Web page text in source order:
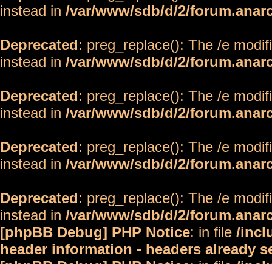
instead in /var/www/sdb/d/2/
Deprecated: preg_replace(): The /e
instead in /var/www/sdb/d/2/
Deprecated: preg_replace(): The /e
instead in /var/www/sdb/d/2/
Deprecated: preg_replace(): The /e
instead in /var/www/sdb/d/2/
Deprecated: preg_replace(): The /e
instead in /var/www/sdb/d/2/
[phpBB Debug] PHP Notice: in file /
header information - headers already